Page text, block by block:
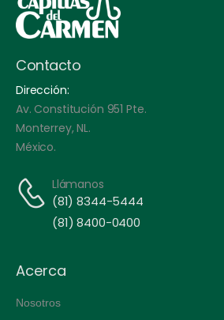
Contacto
Dirección:
Av. Constitución 951 Pte.
Monterrey, NL.
México.
Llámanos
(81) 8344-5444
(81) 8400-0400
Acerca
Nosotros